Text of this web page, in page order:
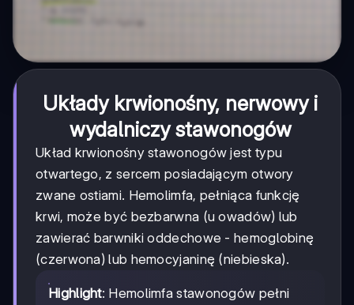
Układy krwionośny, nerwowy i
wydalniczy stawonogów
Układ krwionośny stawonogów jest typu
otwartego, z sercem posiadającym otwory
zwane ostiami. Hemolimfa, pełniąca funkcję
krwi, może być bezbarwna (u owadów) lub
zawierać barwniki oddechowe - hemoglobinę
(czerwona) lub hemocyjaninę (niebieska).
Highlight: Hemolimfa stawonogów pełni